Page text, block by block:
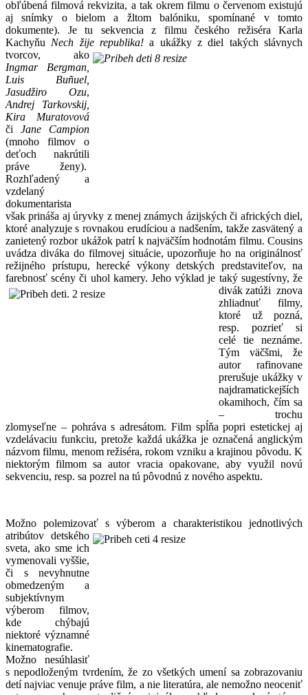
obľúbená filmová rekvizita, a tak okrem filmu o červenom existujú
aj snímky o bielom a žltom balóniku, spomínané v tomto
dokumente). Je tu sekvencia z filmu českého režiséra Karla
Kachyňu Nech žije republika! a ukážky z diel takých slávnych
tvorcov, ako
Ingmar Bergman,
Luis Buñuel,
Jasudžiro Ozu,
Andrej Tarkovskij,
Kira Muratovová
či Jane Campion
(mnoho filmov o
deťoch nakrútili
práve ženy).
Rozhľadený a
vzdelaný
dokumentarista
však prináša aj úryvky z menej známych ázijských či afrických diel,
ktoré analyzuje s rovnakou erudíciou a nadšením, takže zasvätený a
zanietený rozbor ukážok patrí k najväčším hodnotám filmu. Cousins
uvádza diváka do filmovej situácie, upozorňuje ho na originálnosť
režijného prístupu, herecké výkony detských predstaviteľov, na
farebnosť scény či uhol kamery. Jeho výklad je taký sugestívny, že
divák zatúži znova
zhliadnuť filmy,
ktoré už pozná,
resp. pozrieť si
celé tie neznáme.
Tým väčšmi, že
autor rafinovane
prerušuje ukážky v
najdramatickejších
okamihoch, čím sa
– trochu
zlomyseľne – pohráva s adresátom. Film spĺňa popri estetickej aj
vzdelávaciu funkciu, pretože každá ukážka je označená anglickým
názvom filmu, menom režiséra, rokom vzniku a krajinou pôvodu. K
niektorým filmom sa autor vracia opakovane, aby využil novú
sekvenciu, resp. sa pozrel na tú pôvodnú z nového aspektu.
Možno polemizovať s výberom a charakteristikou jednotlivých
atribútov detského
sveta, ako sme ich
vymenovali vyššie,
či s nevyhnutne
obmedzeným a
subjektívnym
výberom filmov,
kde chýbajú
niektoré významné
kinematografie.
Možno nesúhlasiť
s nepodloženým tvrdením, že zo všetkých umení sa zobrazovaniu
detí najviac venuje práve film, a nie literatúra, ale nemožno neoceniť